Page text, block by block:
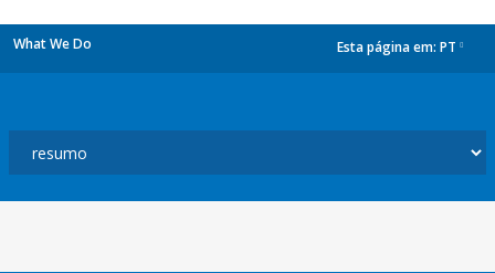
What We Do Esta página em: PT